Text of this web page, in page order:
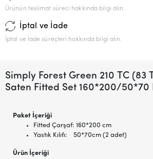
Ürünün teslimat süreci hakkında bilgi alın.
İptal ve İade
İptal ve İade süreçleri hakkında bilgi alın.
Simply Forest Green 210 TC (83
Saten Fitted Set 160*200/50*70
Paket İçeriği
Fitted Çarşaf: 160*200 cm
Yastık Kılıfı: 50*70cm (2 adet)
Ürün İçeriği